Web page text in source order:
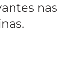
nas